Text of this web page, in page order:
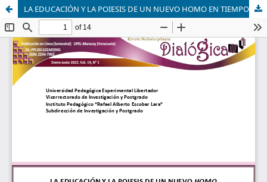
LA EDUCACIÓN Y LA POIESIS DE UN NUEVO HOMO EN TIEMPOS DE INCERTIDUMBRE